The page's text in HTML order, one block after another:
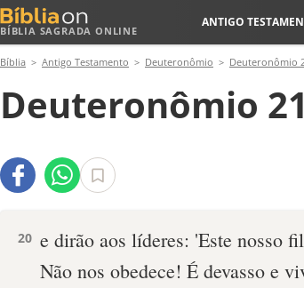
BÍBLIA SAGRADA ONLINE
ANTIGO
Bíblia Antigo Testamento Deuteronômio Deuteronômio
Deuteronômio
20 e dirão aos líderes: 'Este nosso
Não nos obedece! É devasso e